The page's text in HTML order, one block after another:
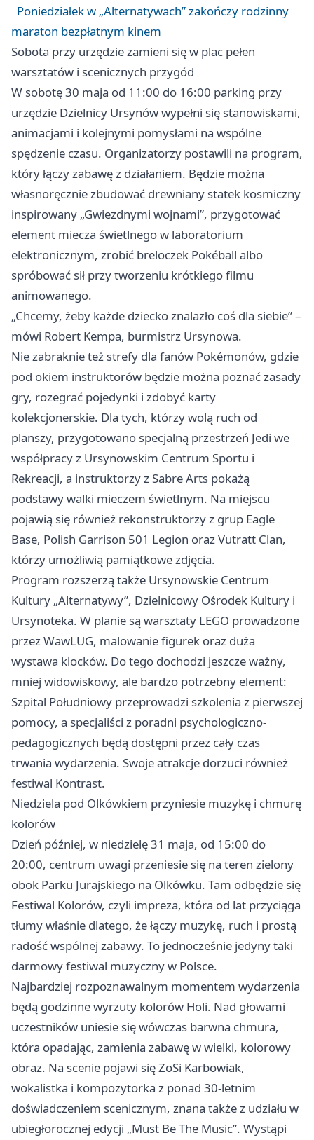
Poniedziałek w „Alternatywach” zakończy rodzinny
maraton bezpłatnym kinem
Sobota przy urzędzie zamieni się w plac pełen
warsztatów i scenicznych przygód
W sobotę 30 maja od 11:00 do 16:00 parking przy
urzędzie Dzielnicy Ursynów wypełni się stanowiskami,
animacjami i kolejnymi pomysłami na wspólne
spędzenie czasu. Organizatorzy postawili na program,
który łączy zabawę z działaniem. Będzie można
własnoręcznie zbudować drewniany statek kosmiczny
inspirowany „Gwiezdnymi wojnami”, przygotować
element miecza świetlnego w laboratorium
elektronicznym, zrobić breloczek Pokéball albo
spróbować sił przy tworzeniu krótkiego filmu
animowanego.
„Chcemy, żeby każde dziecko znalazło coś dla siebie” –
mówi Robert Kempa, burmistrz Ursynowa.
Nie zabraknie też strefy dla fanów Pokémonów, gdzie
pod okiem instruktorów będzie można poznać zasady
gry, rozegrać pojedynki i zdobyć karty
kolekcjonerskie. Dla tych, którzy wolą ruch od
planszy, przygotowano specjalną przestrzeń Jedi we
współpracy z Ursynowskim Centrum Sportu i
Rekreacji, a instruktorzy z Sabre Arts pokażą
podstawy walki mieczem świetlnym. Na miejscu
pojawią się również rekonstruktorzy z grup Eagle
Base, Polish Garrison 501 Legion oraz Vutratt Clan,
którzy umożliwią pamiątkowe zdjęcia.
Program rozszerzą także Ursynowskie Centrum
Kultury „Alternatywy”, Dzielnicowy Ośrodek Kultury i
Ursynoteka. W planie są warsztaty LEGO prowadzone
przez WawLUG, malowanie figurek oraz duża
wystawa klocków. Do tego dochodzi jeszcze ważny,
mniej widowiskowy, ale bardzo potrzebny element:
Szpital Południowy przeprowadzi szkolenia z pierwszej
pomocy, a specjaliści z poradni psychologiczno-
pedagogicznych będą dostępni przez cały czas
trwania wydarzenia. Swoje atrakcje dorzuci również
festiwal Kontrast.
Niedziela pod Olkówkiem przyniesie muzykę i chmurę
kolorów
Dzień później, w niedzielę 31 maja, od 15:00 do
20:00, centrum uwagi przeniesie się na teren zielony
obok Parku Jurajskiego na Olkówku. Tam odbędzie się
Festiwal Kolorów, czyli impreza, która od lat przyciąga
tłumy właśnie dlatego, że łączy muzykę, ruch i prostą
radość wspólnej zabawy. To jednocześnie jedyny taki
darmowy festiwal muzyczny w Polsce.
Najbardziej rozpoznawalnym momentem wydarzenia
będą godzinne wyrzuty kolorów Holi. Nad głowami
uczestników uniesie się wówczas barwna chmura,
która opadając, zamienia zabawę w wielki, kolorowy
obraz. Na scenie pojawi się ZoSi Karbowiak,
wokalistka i kompozytorka z ponad 30-letnim
doświadczeniem scenicznym, znana także z udziału w
ubiegłorocznej edycji „Must Be The Music”. Wystąpi